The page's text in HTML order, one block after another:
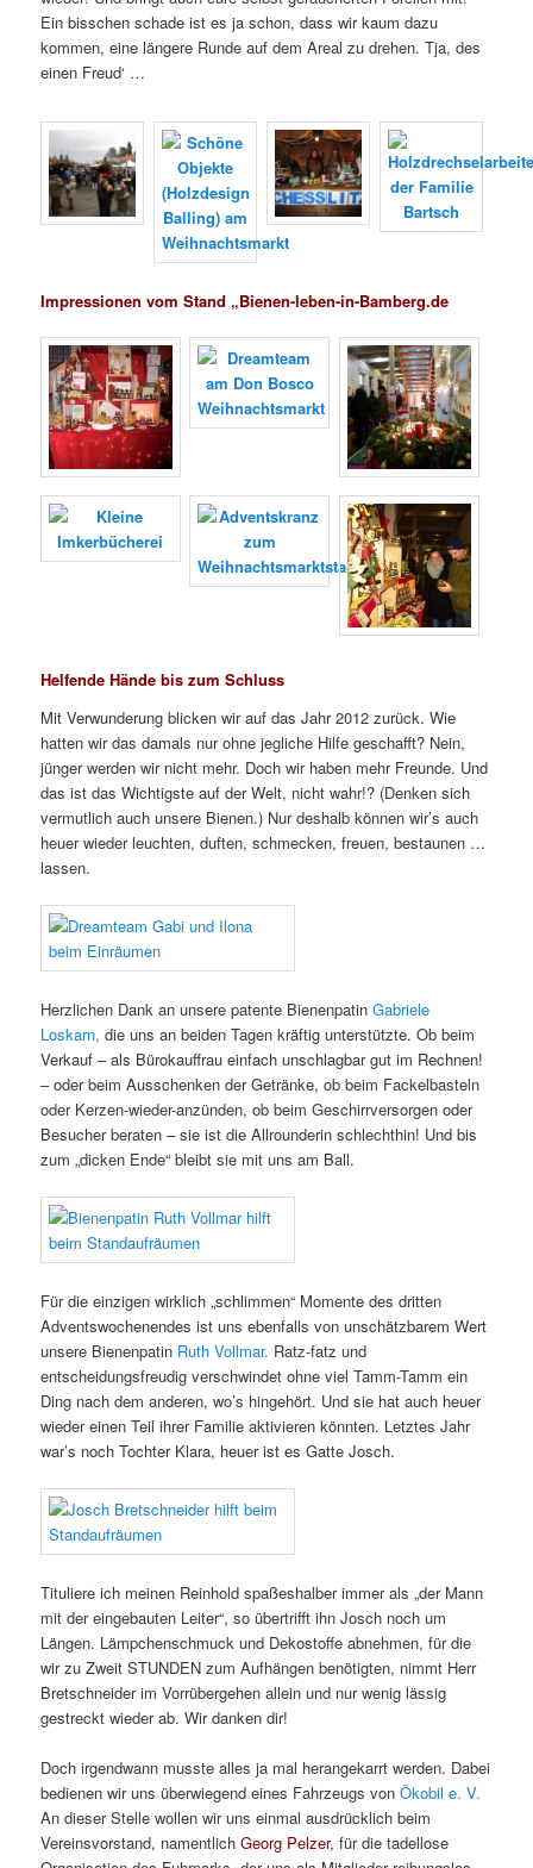
Ein bisschen schade ist es ja schon, dass wir kaum dazu
kommen, eine längere Runde auf dem Areal zu drehen. Tja, des
einen Freud‘ …
Impressionen vom Stand „Bienen-leben-in-Bamberg.de
Helfende Hände bis zum Schluss
Mit Verwunderung blicken wir auf das Jahr 2012 zurück. Wie
hatten wir das damals nur ohne jegliche Hilfe geschafft? Nein,
jünger werden wir nicht mehr. Doch wir haben mehr Freunde. Und
das ist das Wichtigste auf der Welt, nicht wahr!? (Denken sich
vermutlich auch unsere Bienen.) Nur deshalb können wir’s auch
heuer wieder leuchten, duften, schmecken, freuen, bestaunen …
lassen.
Herzlichen Dank an unsere patente BienenpatinGabriele
Loskarn, die uns an beiden Tagen kräftig unterstützte. Ob beim
Verkauf – als Bürokauffrau einfach unschlagbar gut im Rechnen!
– oder beim Ausschenken der Getränke, ob beim Fackelbasteln
oder Kerzen-wieder-anzünden, ob beim Geschirrversorgen oder
Besucher beraten – sie ist die Allrounderin schlechthin! Und bis
zum „dicken Ende“ bleibt sie mit uns am Ball.
Für die einzigen wirklich „schlimmen“ Momente des dritten
Adventswochenendes ist uns ebenfalls von unschätzbarem Wert
unsere Bienenpatin Ruth Vollmar. Ratz-fatz und
entscheidungsfreudig verschwindet ohne viel Tamm-Tamm ein
Ding nach dem anderen, wo’s hingehört. Und sie hat auch heuer
wieder einen Teil ihrer Familie aktivieren könnten. Letztes Jahr
war’s noch Tochter Klara, heuer ist es Gatte Josch.
Tituliere ich meinen Reinhold spaßeshalber immer als „der Mann
mit der eingebauten Leiter“, so übertrifft ihn Josch noch um
Längen. Lämpchenschmuck und Dekostoffe abnehmen, für die
wir zu Zweit STUNDEN zum Aufhängen benötigten, nimmt Herr
Bretschneider im Vorrübergehen allein und nur wenig lässig
gestreckt wieder ab. Wir danken dir!
Doch irgendwann musste alles ja mal herangekarrt werden. Dabei
bedienen wir uns überwiegend eines Fahrzeugs vonÖkobil e. V.
An dieser Stelle wollen wir uns einmal ausdrücklich beim
Vereinsvorstand, namentlichGeorg Pelzer, für die tadellose